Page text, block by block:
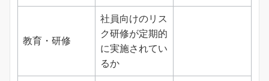
教育・研修
社員向けのリス
ク研修が定期的
に実施されてい
るか